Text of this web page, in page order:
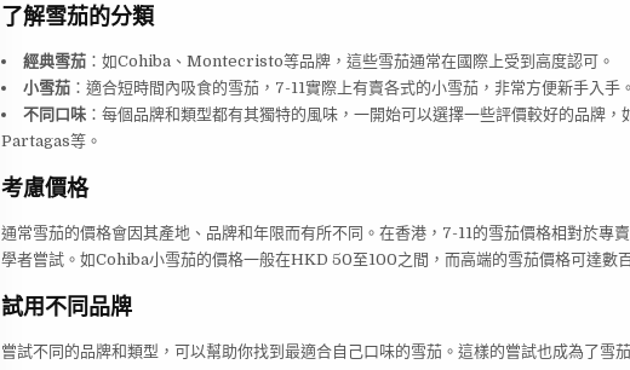
了解雪茄的分類
經典雪茄：如Cohiba、Montecristo等品牌，這些雪茄通常在國際上受到高度認可。
小雪茄：適合短時間內吸食的雪茄，7-11實際上有賣各式的小雪茄，非常方便新手入手。
不同口味：每個品牌和類型都有其獨特的風味，一開始可以選擇一些評價較好的品牌
Partagas等。
考慮價格
通常雪茄的價格會因其產地、品牌和年限而有所不同。在香港，7-11的雪茄價格相對於專
學者嘗試。如Cohiba小雪茄的價格一般在HKD 50至100之間，而高端的雪茄價格可達數
試用不同品牌
嘗試不同的品牌和類型，可以幫助你找到最適合自己口味的雪茄。這樣的嘗試也成為了雪